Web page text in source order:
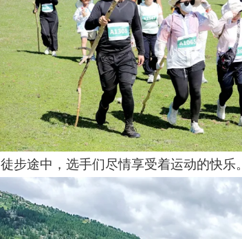
徒步途中，选手们尽情享受着运动的快乐